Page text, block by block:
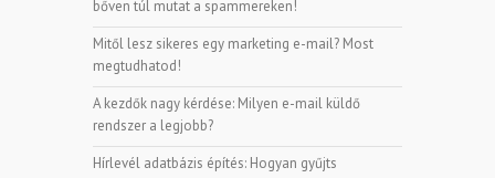
bőven túl mutat a spammereken!
Mitől lesz sikeres egy marketing e-mail? Most
megtudhatod!
A kezdők nagy kérdése: Milyen e-mail küldő
rendszer a legjobb?
Hírlevél adatbázis építés: Hogyan gyűjts